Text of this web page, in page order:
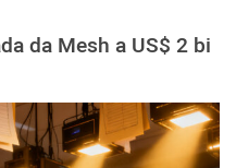
da Mesh a US$ 2 bi